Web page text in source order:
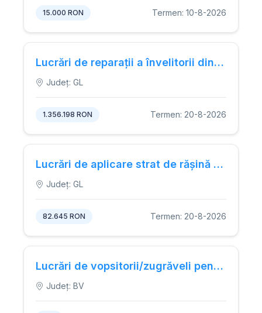
15.000 RON Termen: 10-8-2026
Lucrări de reparații a învelitorii din tablă zincată.
Județ: GL
1.356.198 RON Termen: 20-8-2026
Lucrări de aplicare strat de rășină epoxidică pe suprafața din holul și pe casa scării aferente Corpului P
Județ: GL
82.645 RON Termen: 20-8-2026
Lucrări de vopsitorii/zugrăveli pentru 3 magazii identice.
Județ: BV